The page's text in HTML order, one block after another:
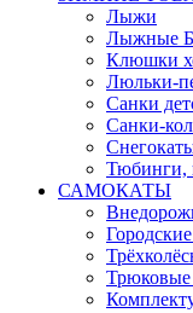
Лыжи
Лыжные
Клюшки
Люльки-
Санки
Санки-
Тюбинги,
САМОКАТЫ
Трюковые